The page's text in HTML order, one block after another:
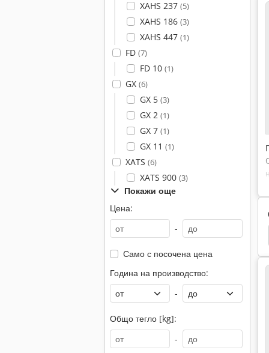
XAHS 237 (5)
XAHS 186 (3)
XAHS 447 (1)
FD (7)
FD 10 (1)
GX (6)
GX 5 (3)
GX 2 (1)
GX 7 (1)
GX 11 (1)
XATS (6)
XATS 900 (3)
Покажи още
Цена:
-
Само с посочена цена
Година на производство:
-
Общо тегло [kg]:
-
Генератор 300 Kva Stamford Mwm